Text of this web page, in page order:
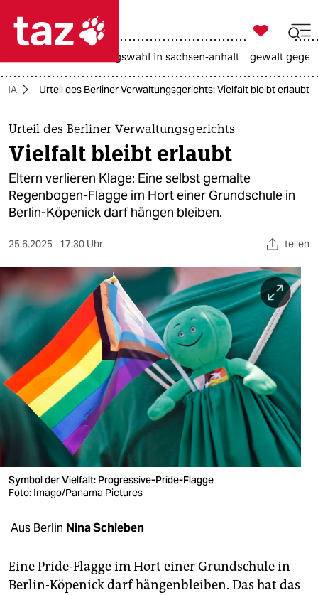
 taz zahl ich
taz zahl ich
themen
politik
öko
gesellschaft
sport
berlin
nord
wahrheit
verlag
veranstaltungen
shop
fragen & hilfe
abo

taz zahl ich
landtagswahl in sachsen-anhalt gewalt
Urteil des Berliner Verwaltungsgerichts: Vielfalt bleibt erlaubt
Urteil des Berliner Verwaltungsgerichts
Vielfalt bleibt erlaubt
Eltern verlieren Klage: Eine selbst gemalte
Regenbogen-Flagge im Hort einer Grundschule in
Berlin-Köpenick darf hängen bleiben.
25.6.2025 17:30 Uhr teilen
Symbol der Vielfalt: Progressive-Pride-Flagge
Foto: Imago/Panama Pictures
Aus Berlin Nina Schieben
Eine Pride-Flagge im Hort einer Grundschule in
Berlin-Köpenick darf hängenbleiben. Das hat das